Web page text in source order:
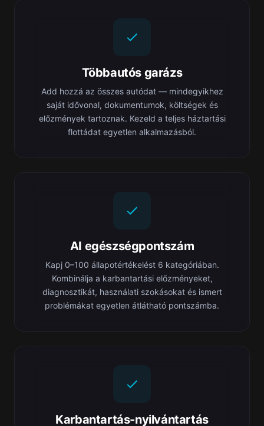
Többautós garázs
Add hozzá az összes autódat — mindegyikhez
saját idővonal, dokumentumok, költségek és
előzmények tartoznak. Kezeld a teljes háztartási
flottádat egyetlen alkalmazásból.
AI egészségpontszám
Kapj 0–100 állapotértékelést 6 kategóriában.
Kombinálja a karbantartási előzményeket,
diagnosztikát, használati szokásokat és ismert
problémákat egyetlen átlátható pontszámba.
Karbantartás-nyilvántartás